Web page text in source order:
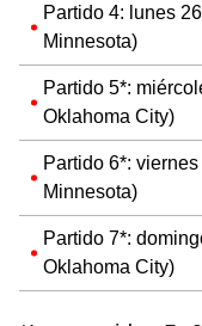
Partido 4: lunes
Minnesota)
Partido 5*:
Oklahoma City)
Partido 6*:
Minnesota)
Partido 7*:
Oklahoma City)